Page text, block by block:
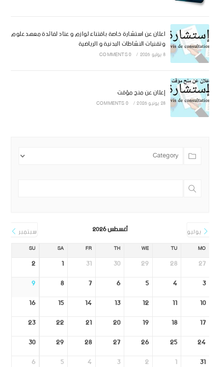
اعلان عن استشارة خاصة باقتناء لوازم و عتاد لفائدة معهد علوم
وتقنيات النشاطات البدنية و الرياضية
8 يوليو 2026 /
0 COMMENTS
إعلان عن منح مؤقت
28 يونيو 2026 /
0 COMMENTS
يوليو أغسطس 2026 سبتمبر
MO
TU
WE
TH
FR
SA
SU
27
28
29
30
31
1
2
3
4
5
6
7
8
9
10
11
12
13
14
15
16
17
18
19
20
21
22
23
24
25
26
27
28
29
30
31
1
2
3
4
5
6